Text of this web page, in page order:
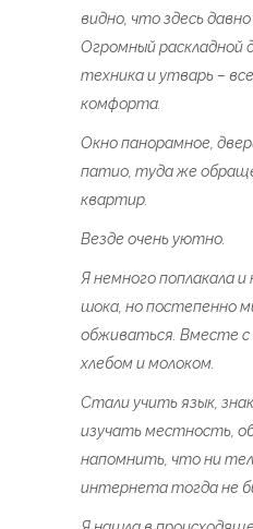
видно, что здесь
Огромный раскладной
техника и утварь –
комфорта.
Окно панорамное,
патио, туда же
квартир.
Везде очень уютно.
Я немного поплакала
шока, но постепенно
обживаться. Вместе с
хлебом и молоком.
Стали учить язык,
изучать местность,
напомнить, что ни
интернета тогда не